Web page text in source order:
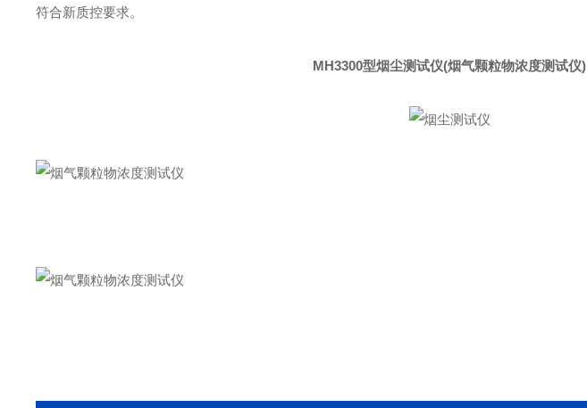
符合新质控要求。
MH3300型烟尘测试仪(烟气颗粒物浓度测试仪)